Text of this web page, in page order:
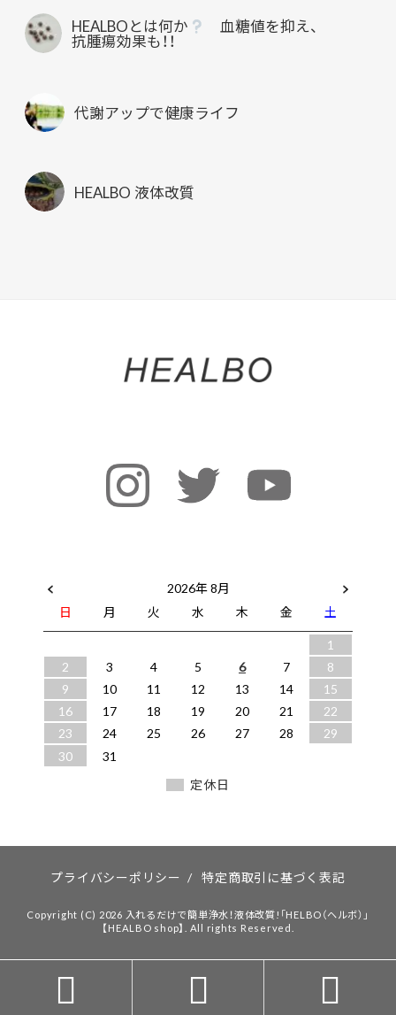
HEALBOとは何か 血糖値を抑え、
抗腫瘍効果も！！
代謝アップで健康ライフ
HEALBO 液体改質
2026年 8月
日
月 火 水 木 金
土
1
2
3 4 5 6 7
8
9
10 11 12 13 14
15
16
17 18 19 20 21
22
23
24 25 26 27 28
29
30
31
定休日
プライバシーポリシー / 特定商取引に基づく表記
Copyright (C) 2026 入れるだけで簡単浄水！液体改質!「HELBO（ヘルボ）」
【HEALBO shop】. All rights Reserved.
  